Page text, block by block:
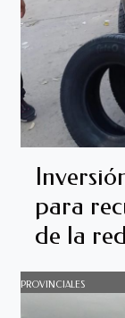
para
de la
PROVINCIALES